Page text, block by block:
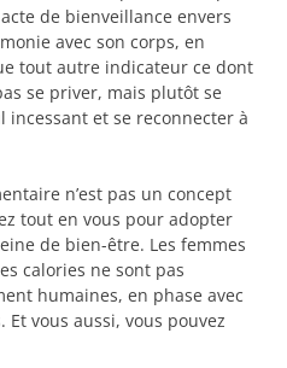
de bienveillance envers
avec son corps, en
tout autre indicateur ce dont
se priver, mais plutôt se
et se reconnecter à
n’est pas un concept
tout en vous pour adopter
de bien-être. Les femmes
calories ne sont pas
humaines, en phase avec
vous aussi, vous pouvez